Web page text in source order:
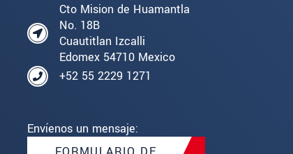
Cto Mision de Huamantla
No. 18B
Cuautitlan Izcalli
Edomex 54710 Mexico
+52 55 2229 1271
Envíenos un mensaje: